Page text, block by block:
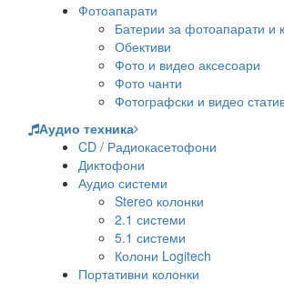
Фотоапарати
Батерии за фотоапарати и
Обективи
Фото и видео аксесоари
Фото чанти
Фотографски и видео
Аудио техника
CD / Радиокасетофони
Диктофони
Аудио системи
Stereo колонки
2.1 системи
5.1 системи
Колони Logitech
Портативни колонки